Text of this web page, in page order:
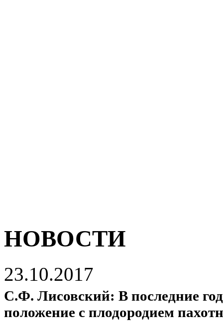
НОВОСТИ
23.10.2017
С.Ф. Лисовский: В последние
положение с плодородием